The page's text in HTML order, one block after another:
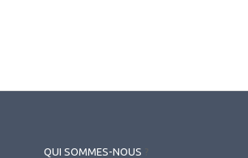
QUI SOMMES-NOUS